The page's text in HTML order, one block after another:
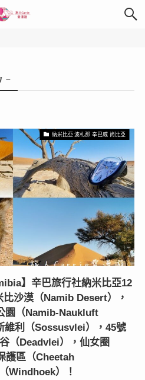
–
納米比亞 波札那 辛巴威 尚比亞
】辛巴旅行社納米比亞12
比沙漠（Namib Desert），
園（Namib-Naukluft
維利（Sossusvlei），45號
（Deadvlei），仙女圈
護區（Cheetah
Windhoek）！